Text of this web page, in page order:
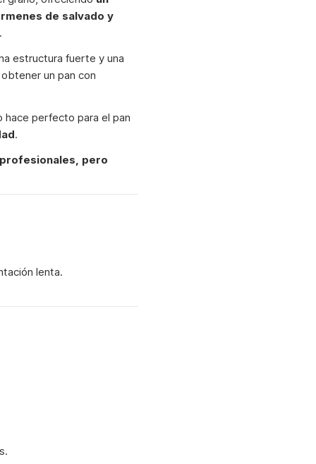
de salvado y
estructura fuerte y una
un pan con
hace perfecto para el pan
.
pero
lenta.